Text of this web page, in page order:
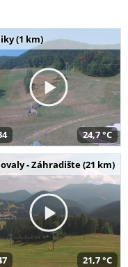
(1 km)
24,7 °C
- Záhradište (21 km)
21,7 °C